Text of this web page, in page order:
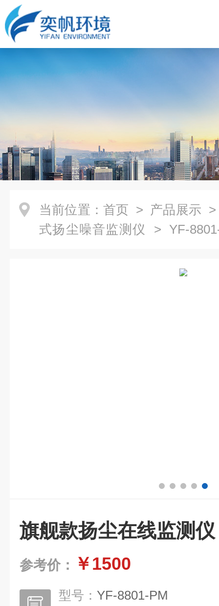
当前位置： 首页 > 产品展示
式扬尘噪音监测仪 > YF-
旗舰款扬尘在线监测仪
参考价： ￥1500
型号： YF-8801-PM